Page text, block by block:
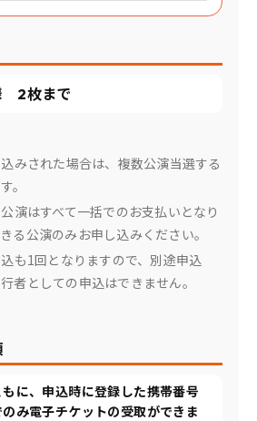
2枚まで
みされた場合は、複数公演当選する
。
演はすべて一括でのお支払いとなり
る公演のみお申し込みください。
も1回となりますので、別途申込
者としての申込はできません。
に、申込時に登録した携帯番号
み電子チケットの受取ができま